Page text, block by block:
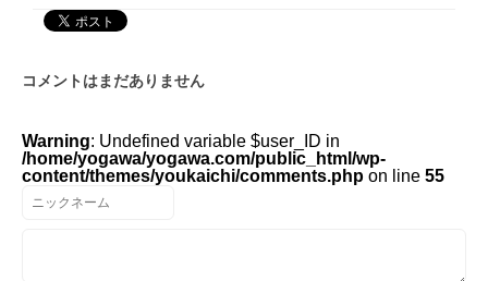
コメントはまだありません
Warning: Undefined variable $user_ID in
/home/yogawa/yogawa.com/public_html/wp-
content/themes/youkaichi/comments.php on line 55